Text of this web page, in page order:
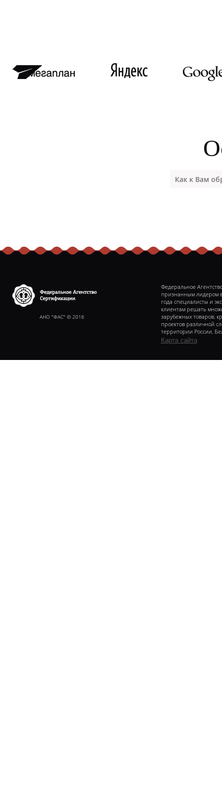
сертификаииАНО "ФАС" © 2016
Федеральное
признанным лидером
года специалисты и
клиентам решать
зарубежных товаров,
проектов различной
территории России,
Карта сайта